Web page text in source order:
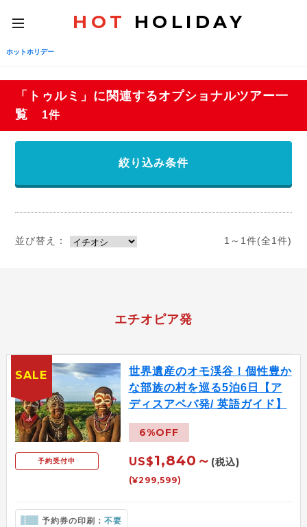
toggle
navigation
HOT HOLIDAY
ホットホリデー
「トゥルミ」に関連するオプショナルツアー一
覧
1件
絞り込み条件
並び替え： 1～1件(全1件)
エチオピア発
予約受付中
世界遺産のオモ渓谷！個性豊か
な部族の村を巡る5泊6日【ア
ディスアベバ発/ 英語ガイド】
6%OFF
US$1,840～ (税込)
(¥299,599)
予約券の印刷： 不要
SALE